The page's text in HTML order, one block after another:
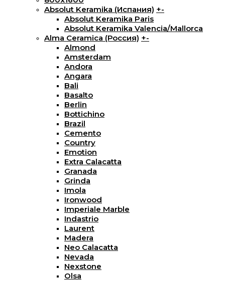
Absolut Keramika (Испания) +-
Absolut Keramika Paris
Absolut Keramika Valencia/Mallorca
Alma Ceramica (Россия) +-
Almond
Amsterdam
Andora
Angara
Bali
Basalto
Berlin
Bottichino
Brazil
Cemento
Country
Emotion
Extra Calacatta
Granada
Grinda
Imola
Ironwood
Imperiale Marble
Indastrio
Laurent
Madera
Neo Calacatta
Nevada
Nexstone
Olsa